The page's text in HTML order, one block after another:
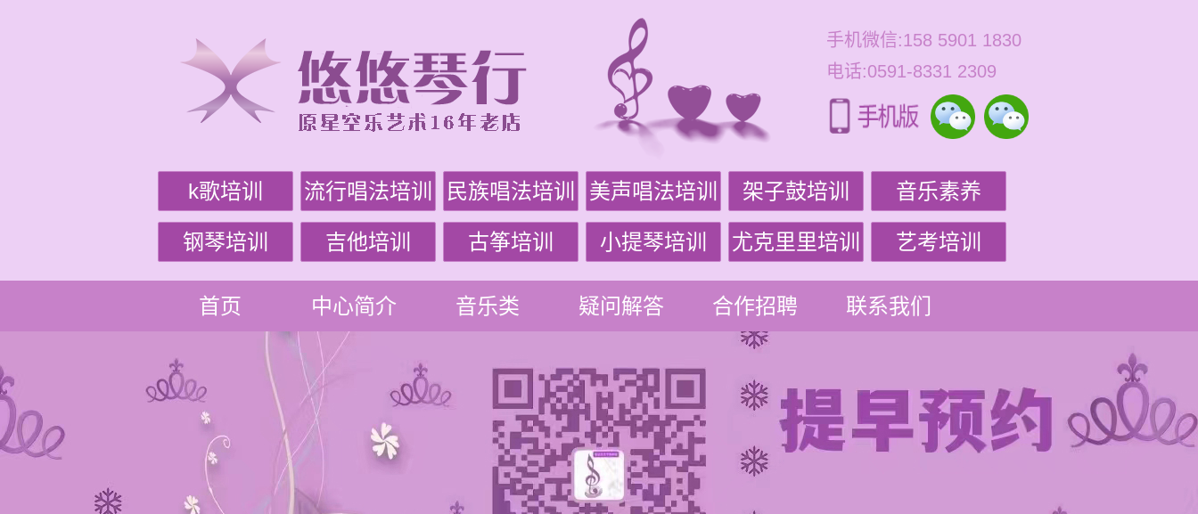
手机微信:158 5901 1830
电话:0591-8331 2309
k歌培训 流行唱法培训 民族唱法培训 美声唱法培训 架子鼓培训 音乐素养
钢琴培训 吉他培训 古筝培训 小提琴培训 尤克里里培训 艺考培训
首页 中心简介 音乐类 疑问解答 合作招聘 联系我们